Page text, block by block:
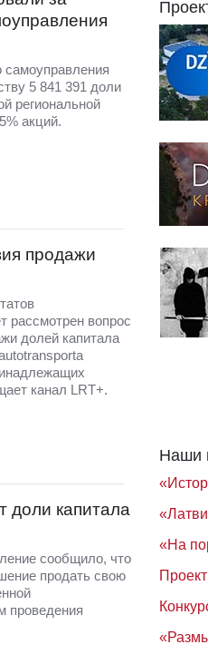
самоуправления
5 841 391 доли
региональной
акций.
продажи
рассмотрен вопрос
долей капитала
канал LRT+.
доли капитала
сообщило, что
продать свою
проведения
Наши
«На